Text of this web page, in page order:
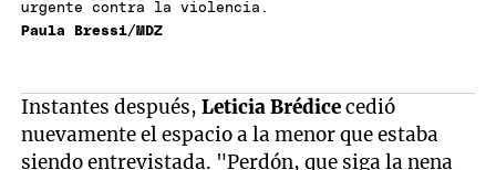
urgente contra la violencia.
Paula Bressi/MDZ
Instantes después,Leticia Brédicecedió
nuevamente el espacio a la menor que estaba
siendo entrevistada. "Perdón, que siga la nena